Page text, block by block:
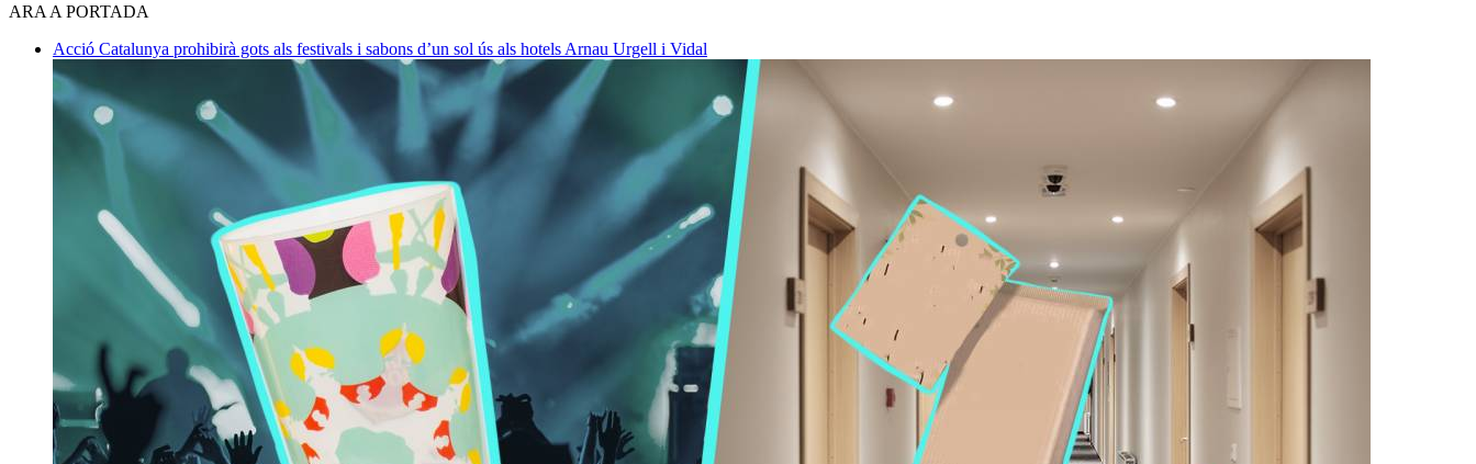
ARA A PORTADA
Acció Catalunya prohibirà gots als festivals i sabons d’un sol ús als hotels Arnau Urgell i Vidal